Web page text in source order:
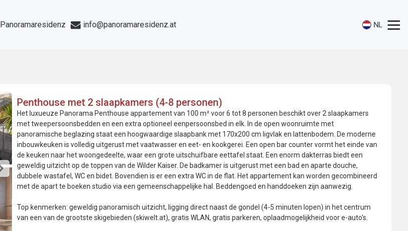
Panoramaresidenz info@panoramaresidenz.at NL
Penthouse met 2 slaapkamers (4-8 personen)
Het luxueuze Panorama Penthouse appartement van 100 m² voor 6 tot 8 personen beschikt over 2 slaapkamers
met tweepersoonsbedden en een extra optioneel eenpersoonsbed in elk. In de open woonruimte met
panoramische beglazing staat een hoogwaardige slaapbank met 170x200 cm ligvlak en lattenbodem. De moderne
inbouwkeuken is volledig uitgerust met vaatwasser en eet- en kookgerei. Een open bar counter vormt het einde van
de keuken naar het woongedeelte, waar een grote uitschuifbare eettafel staat. Een enorm dakterras biedt een
geweldig uitzicht op de toppen van de Wilder Kaiser. De badkamer is uitgerust met een bad en aparte douche,
dubbele wastafel, WC en bidet. Bovendien is er een extra WC in de flat. Het appartement kan worden gecombineerd
met de apart te boeken studio via een gemeenschappelijke hal. Beddengoed en handdoeken zijn aanwezig.
Top kenmerken: geweldig panoramisch uitzicht, ligging direct naast de gondel (4-5 minuten lopen) in het centrum
van een van de grootste skigebieden (skiwelt.at), gratis WLAN, gratis parkeren, oplaadmogelijkheid voor e-auto's.